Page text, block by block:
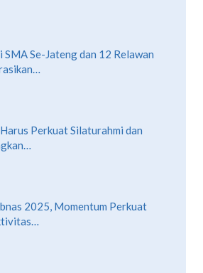
SMA Se-Jateng dan 12 Relawan
Perkuat Silaturahmi dan
2025, Momentum Perkuat